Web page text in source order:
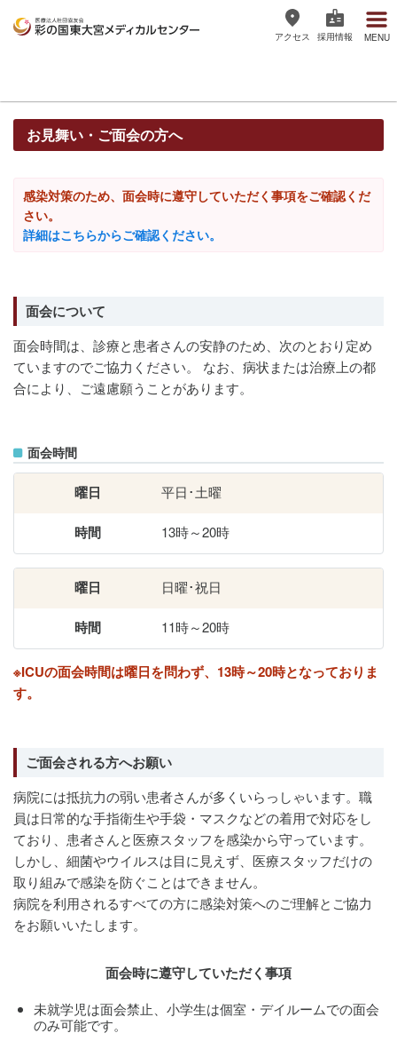
メディカルセンター
アクセス 採用情報 MENU
お見舞い・ご面会の方へ
感染対策のため、面会時に遵守していただく事項をご確認くだ
さい。
詳細はこちらからご確認ください。
面会について
面会時間は、診療と患者さんの安静のため、次のとおり定め
ていますのでご協力ください。 なお、病状または治療上の都
合により、ご遠慮願うことがあります。
面会時間
平日･土曜
13時～20時
日曜･祝日
11時～20時
※ICUの面会時間は曜日を問わず、13時～20時となっておりま
す。
ご面会される方へお願い
病院には抵抗力の弱い患者さんが多くいらっしゃいます。職
員は日常的な手指衛生や手袋・マスクなどの着用で対応をし
ており、患者さんと医療スタッフを感染から守っています。
しかし、細菌やウイルスは目に見えず、医療スタッフだけの
取り組みで感染を防ぐことはできません。
病院を利用されるすべての方に感染対策へのご理解とご協力
をお願いいたします。
面会時に遵守していただく事項
未就学児は面会禁止、小学生は個室・デイルームでの面会
のみ可能です。